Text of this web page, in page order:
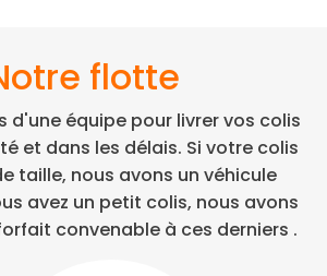
flotte
d'une équipe pour livrer vos colis
et dans les délais. Si votre colis
taille, nous avons un véhicule
avez un petit colis, nous avons
convenable à ces derniers .